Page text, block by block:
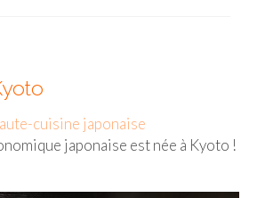
cuisine japonaise
japonaise est née à Kyoto !